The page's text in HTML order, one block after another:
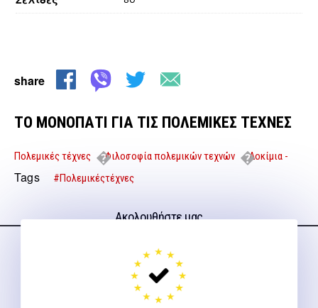
share
ΤΟ ΜΟΝΟΠΑΤΙ ΓΙΑ ΤΙΣ ΠΟΛΕΜΙΚΕΣ ΤΕΧΝΕΣ
Πολεμικές τέχνες Φιλοσοφία πολεμικών τεχνών
Δοκίμια -
Μελέτες
ΤΟ ΜΟΝΟΠΑΤΙ ΓΙΑ ΤΙΣ ΠΟΛΕΜΙΚΕΣ ΤΕΧΝΕΣ
Tags #Πολεμικέςτέχνες
Ακολουθήστε μας